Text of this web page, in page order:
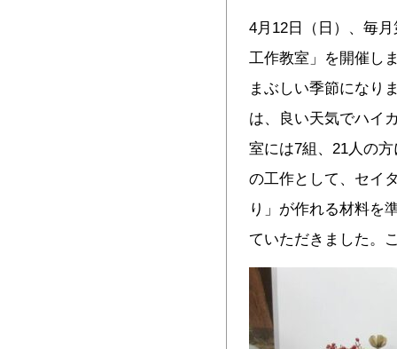
4月12日（日）、毎
工作教室」を開催し
まぶしい季節になり
は、良い天気でハイ
室には7組、21人の
の工作として、セイ
り」が作れる材料を
ていただきました。